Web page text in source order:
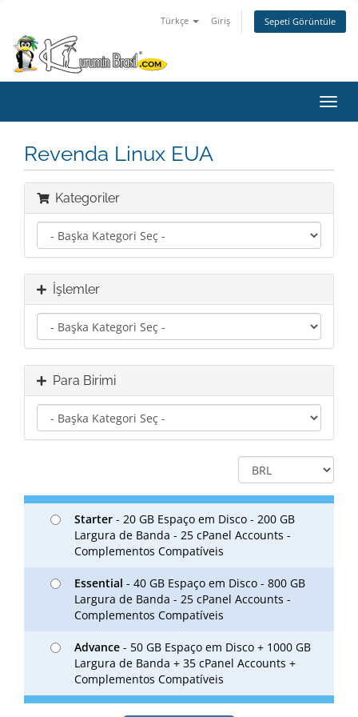
Türkçe Giriş Sepeti Görüntüle
Revenda Linux EUA
Kategoriler
İşlemler
Para Birimi
Starter - 20 GB Espaço em Disco - 200 GB
Largura de Banda - 25 cPanel Accounts -
Complementos Compatíveis
Essential - 40 GB Espaço em Disco - 800 GB
Largura de Banda - 25 cPanel Accounts -
Complementos Compatíveis
Advance - 50 GB Espaço em Disco + 1000 GB
Largura de Banda + 35 cPanel Accounts +
Complementos Compatíveis